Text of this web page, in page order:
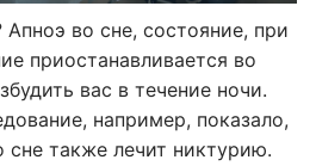
во сне, состояние, при
приостанавливается во
вас в течение ночи.
например, показало,
сне также лечит никтурию.